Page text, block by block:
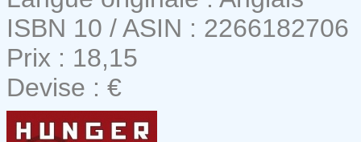
ISBN 10 / ASIN : 2266182706
Prix : 18,15
Devise : €